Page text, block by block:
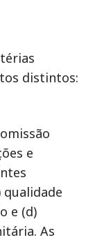
distintos:
e
e (d)
As